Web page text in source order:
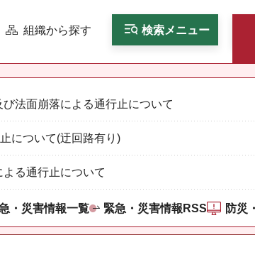
組織から探す 検索メニュー
法面崩落による通行止について
について(迂回路有り)
る通行止について
・災害情報一覧 緊急・災害情報RSS 防災